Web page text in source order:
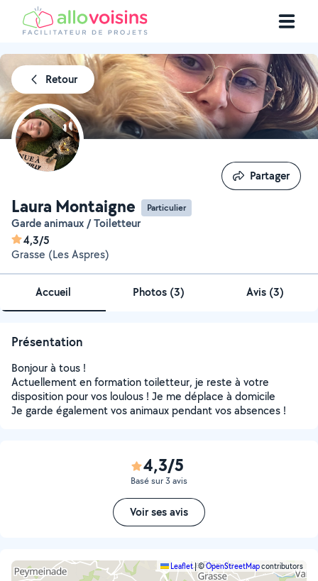
Retour
Laura Montaigne Particulier
Garde animaux / Toiletteur
4,3/5
Grasse (Les Aspres)
Partager
Partager
Accueil Photos (3) Avis (3)
Présentation
Bonjour à tous !
Actuellement en formation toiletteur, je reste à votre
disposition pour vos loulous ! Je me déplace à domicile
Je garde également vos animaux pendant vos absences !
4,3/5
Basé sur 3 avis
Voir ses avis
Leaflet|©OpenStreetMapcontributors